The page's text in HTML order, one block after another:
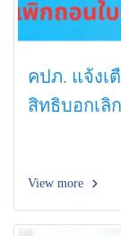
คปภ. แจ้งเ
สิทธิบอกเลิ
View more